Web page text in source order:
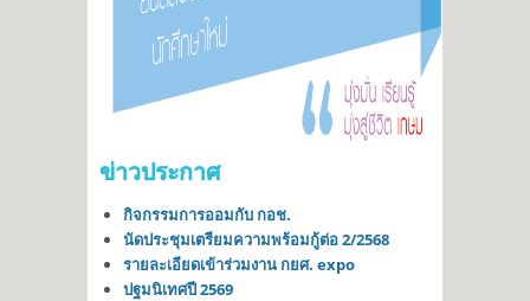
ข่าวประกาศ
กิจกรรมการออมกับ กอช.
นัดประชุมเตรียมความพร้อมกู้ต่อ 2/2568
รายละเอียดเข้าร่วมงาน กยศ. expo
ปฐมนิเทศปี 2569